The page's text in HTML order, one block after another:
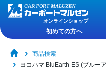
オンラインショップ
初めての方へ
商品検索
ヨコハマ BluEarth-ES (ブルー